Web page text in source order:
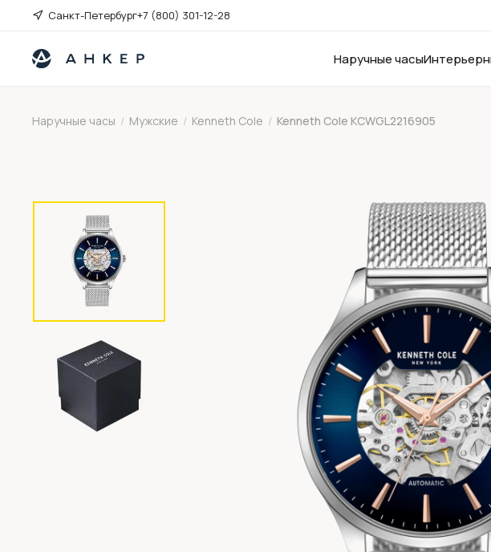
Санкт-Петербург+7 (800) 301-12-28
Наручные часы
Наручные часы / Мужские / Kenneth Cole / Kenneth Cole KCWGL2216905